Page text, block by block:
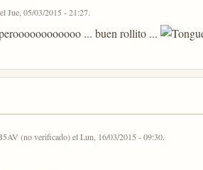
Jue, 05/03/2015 - 21:27.
... buen rollito ...
(no verificado)elLun, 16/03/2015 - 09:30.